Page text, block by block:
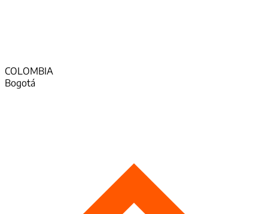
COLOMBIA
Bogotá